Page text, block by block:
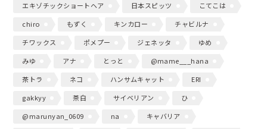
エキゾチックショートヘア
日本スピッツ
こてこは
chiro
もずく キンカロー
チャビルナ
チワックス
ポメプー ジェネッタ
ゆめ
みゆ
アナ とっと
@mame___hana
茶トラ
ネコ ハンサムキャット
ERI
gakkyy
茶白 サイベリアン
ひ
@marunyan_0609
na
キャバリア